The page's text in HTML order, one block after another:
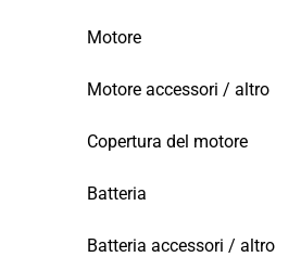
Motore
Motore accessori / altro
Copertura del motore
Batteria
Batteria accessori / altro